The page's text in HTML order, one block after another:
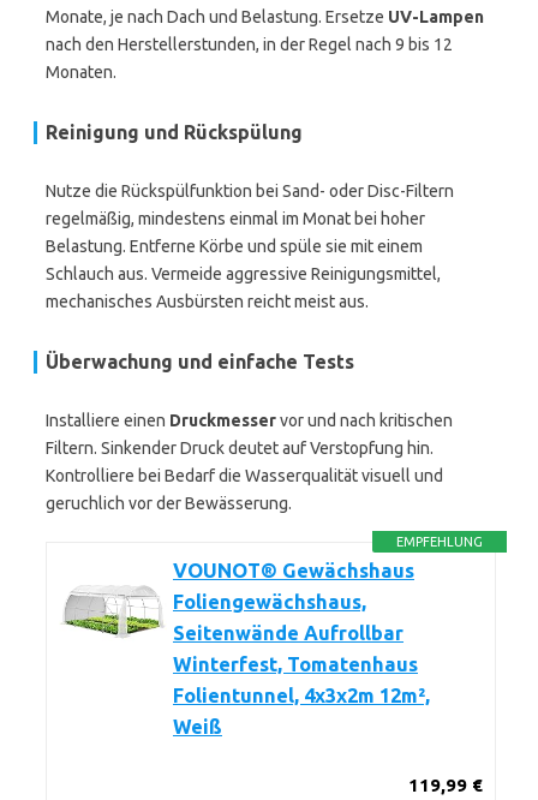
Monate, je nach Dach und Belastung. Ersetze UV-Lampen
nach den Herstellerstunden, in der Regel nach 9 bis 12
Monaten.
Reinigung und Rückspülung
Nutze die Rückspülfunktion bei Sand- oder Disc-Filtern
regelmäßig, mindestens einmal im Monat bei hoher
Belastung. Entferne Körbe und spüle sie mit einem
Schlauch aus. Vermeide aggressive Reinigungsmittel,
mechanisches Ausbürsten reicht meist aus.
Überwachung und einfache Tests
Installiere einen Druckmesservor und nach kritischen
Filtern. Sinkender Druck deutet auf Verstopfung hin.
Kontrolliere bei Bedarf die Wasserqualität visuell und
geruchlich vor der Bewässerung.
EMPFEHLUNG
VOUNOT® Gewächshaus
Foliengewächshaus,
Seitenwände Aufrollbar
Winterfest, Tomatenhaus
Folientunnel, 4x3x2m 12m²,
Weiß
119,99 €